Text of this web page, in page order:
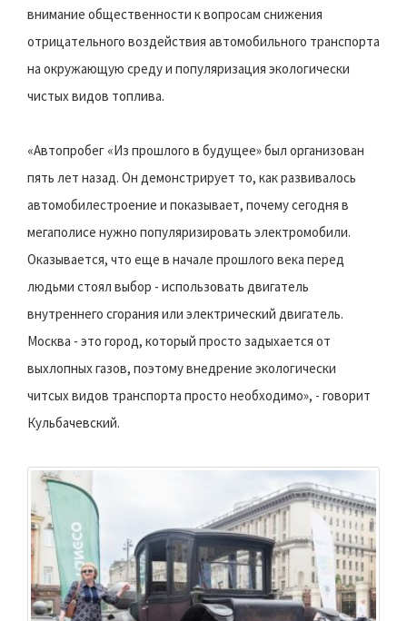
внимание общественности к вопросам снижения
отрицательного воздействия автомобильного транспорта
на окружающую среду и популяризация экологически
чистых видов топлива.
«Автопробег «Из прошлого в будущее» был организован
пять лет назад. Он демонстрирует то, как развивалось
автомобилестроение и показывает, почему сегодня в
мегаполисе нужно популяризировать электромобили.
Оказывается, что еще в начале прошлого века перед
людьми стоял выбор - использовать двигатель
внутреннего сгорания или электрический двигатель.
Москва - это город, который просто задыхается от
выхлопных газов, поэтому внедрение экологически
читсых видов транспорта просто необходимо», - говорит
Кульбачевский.